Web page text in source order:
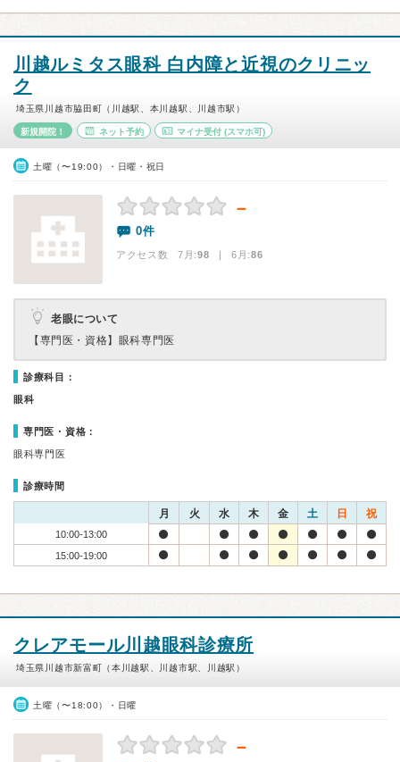
川越ルミタス眼科 白内障と近視のクリニッ
ク
埼玉県川越市脇田町（川越駅、本川越駅、川越市駅）
新規開院！ ネット予約 マイナ受付 (スマホ可)
土曜（〜19:00）・日曜・祝日
－
0件
アクセス数 7月:98 | 6月:86
老眼について
【専門医・資格】 眼科専門医
診療科目：
眼科
専門医・資格：
眼科専門医
診療時間
月 火 水 木 金 土 日 祝
10:00-13:00
15:00-19:00
クレアモール川越眼科診療所
埼玉県川越市新富町（本川越駅、川越市駅、川越駅）
土曜（〜18:00）・日曜
－